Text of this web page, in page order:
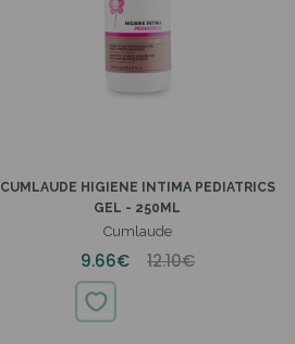
CUMLAUDE HIGIENE INTIMA PEDIATRICS
GEL - 250ML
Cumlaude
9.66€ 12.10€